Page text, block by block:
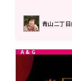
青山二丁